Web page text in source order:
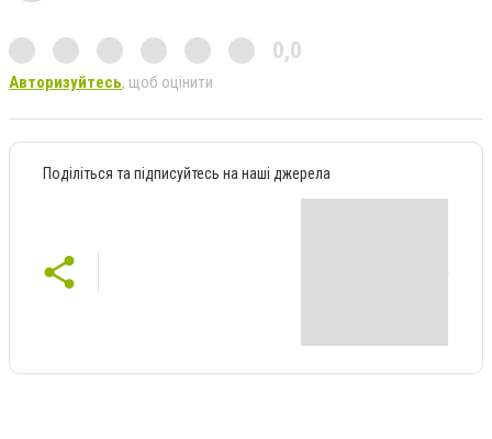
0,0
Авторизуйтесь, щоб оцінити
Поділіться та підписуйтесь на наші джерела